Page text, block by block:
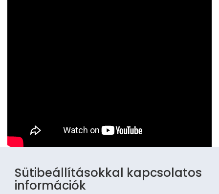
Sütibeállításokkal kapcsolatos
információk